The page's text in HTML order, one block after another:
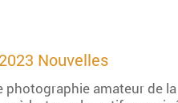
Nouvelles
amateur de la